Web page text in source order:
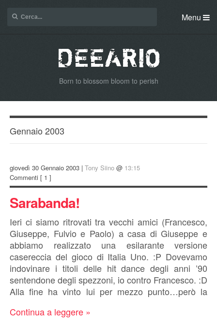
Menu
Born to blossom bloom to perish
Gennaio 2003
giovedì 30 Gennaio 2003 | Tony Siino @ 13:15
Commenti [ 1 ]
Sarabanda!
Ieri ci siamo ritrovati tra vecchi amici (Francesco,
Giuseppe, Fulvio e Paolo) a casa di Giuseppe e
abbiamo realizzato una esilarante versione
casereccia del gioco di Italia Uno. :P Dovevamo
indovinare i titoli delle hit dance degli anni ’90
sentendone degli spezzoni, io contro Francesco. :D
Alla fine ha vinto lui per mezzo punto…però la
Continua a leggere »